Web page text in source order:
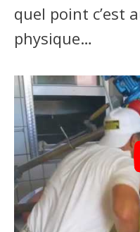
quel point c’est
physique…